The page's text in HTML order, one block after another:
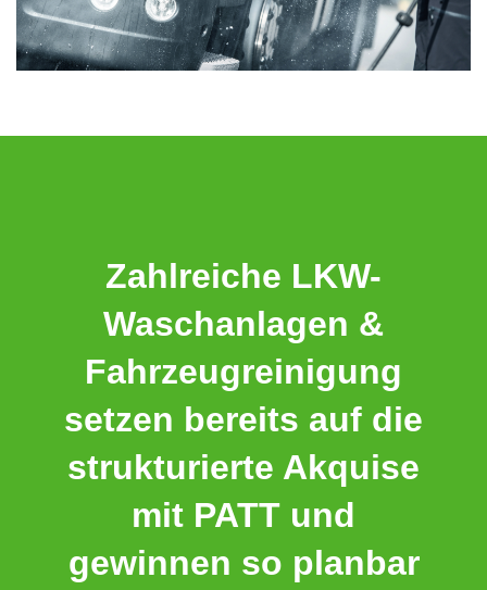
Zahlreiche LKW-
Waschanlagen &
Fahrzeugreinigung
setzen bereits auf die
strukturierte Akquise
mit PATT und
gewinnen so planbar